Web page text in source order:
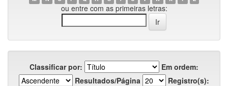
ou entre com as primeiras letras:
Classificar por:
Em ordem:
Resultados/Página
Registro(s):